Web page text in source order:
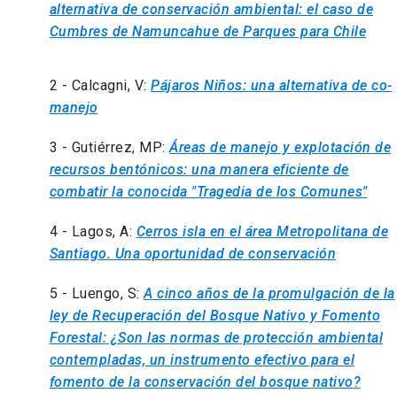
alternativa de conservación ambiental: el caso de
Cumbres de Namuncahue de Parques para Chile
2 - Calcagni, V:Pájaros Niños: una alternativa de co-
manejo
3 - Gutiérrez, MP:Áreas de manejo y explotación de
recursos bentónicos: una manera eficiente de
combatir la conocida "Tragedia de los Comunes"
4 - Lagos, A: Cerros isla en el área Metropolitana de
Santiago. Una oportunidad de conservación
5 - Luengo, S:A cinco años de la promulgación de la
ley de Recuperación del Bosque Nativo y Fomento
Forestal: ¿Son las normas de protección ambiental
contempladas, un instrumento efectivo para el
fomento de la conservación del bosque nativo?